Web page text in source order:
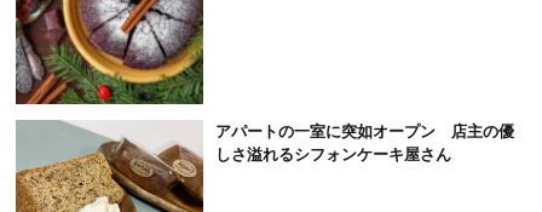
アパートの一室に突如オープン 店主の優
しさ溢れるシフォンケーキ屋さん